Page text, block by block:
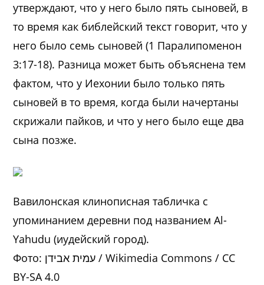
утверждают, что у него было пять сыновей, в
то время как библейский текст говорит, что у
него было семь сыновей (1 Паралипоменон
3:17-18). Разница может быть объяснена тем
фактом, что у Иехонии было только пять
сыновей в то время, когда были начертаны
скрижали пайков, и что у него было еще два
сына позже.
Вавилонская клинописная табличка с
упоминанием деревни под названием Al-
Yahudu (иудейский город).
Фото: עמית אבידן / Wikimedia Commons / CC
BY-SA 4.0